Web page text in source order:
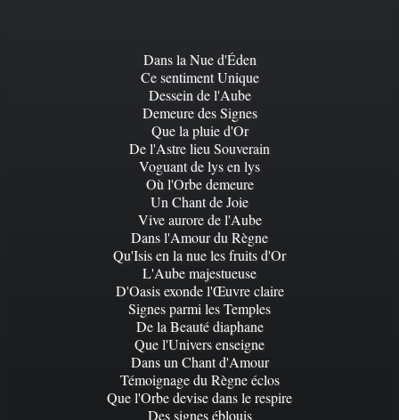
Dans la Nue d'Éden
Ce sentiment Unique
Dessein de l'Aube
Demeure des Signes
Que la pluie d'Or
De l'Astre lieu Souverain
Voguant de lys en lys
Où l'Orbe demeure
Un Chant de Joie
Vive aurore de l'Aube
Dans l'Amour du Règne
Qu'Isis en la nue les fruits d'Or
L'Aube majestueuse
D'Oasis exonde l'Œuvre claire
Signes parmi les Temples
De la Beauté diaphane
Que l'Univers enseigne
Dans un Chant d'Amour
Témoignage du Règne éclos
Que l'Orbe devise dans le respire
Des signes éblouis